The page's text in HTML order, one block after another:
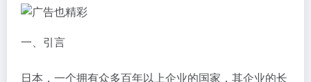
一、引言
日本，一个拥有众多百年以上企业的国家，其企业的长